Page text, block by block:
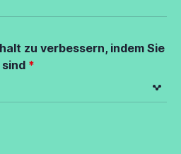
zu verbessern, indem Sie